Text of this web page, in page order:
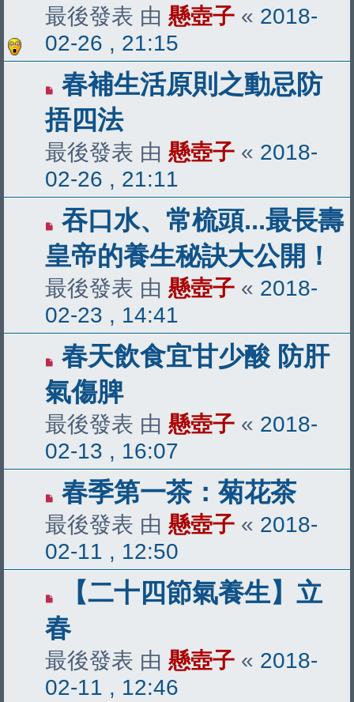
最後發表 由 懸壺子 « 2018-
02-26 , 21:15
春補生活原則之動忌防
捂四法
最後發表 由 懸壺子 « 2018-
02-26 , 21:11
吞口水、常梳頭...最長壽
皇帝的養生秘訣大公開！
最後發表 由 懸壺子 « 2018-
02-23 , 14:41
春天飲食宜甘少酸 防肝
氣傷脾
最後發表 由 懸壺子 « 2018-
02-13 , 16:07
春季第一茶：菊花茶
最後發表 由 懸壺子 « 2018-
02-11 , 12:50
【二十四節氣養生】立
春
最後發表 由 懸壺子 « 2018-
02-11 , 12:46